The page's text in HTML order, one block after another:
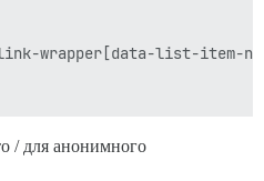
wrapper[data-list-item-
/ для анонимного